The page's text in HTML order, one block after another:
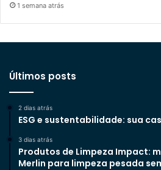
1 semana atrás
Últimos posts
2 dias atrás
ESG e sustentabilidade: sua
3 dias atrás
Produtos de Limpeza Impact:
Merlin para limpeza pesada